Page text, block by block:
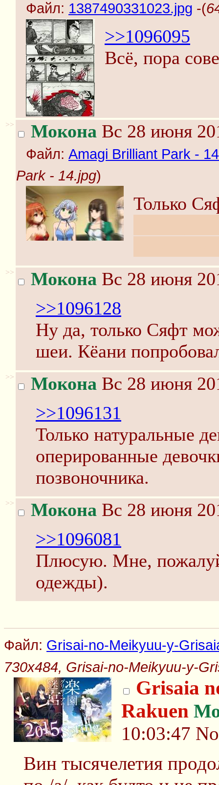
Файл: 1387490331023.jpg -(
>>1096095
Всё, пора
>> Мокона Вс 28 июня
Файл: Amagi Brilliant Park -
Park - 14.jpg)
Только
>> Мокона Вс 28 июня
>>1096128
Ну да, только Сяфт
шеи. Кёани
>> Мокона Вс 28 июня
>>1096131
Только натуральные
оперированные
позвоночника.
>> Мокона Вс 28 июня
>>1096081
Плюсую. Мне,
одежды).
Файл: Grisai-no-Meikyuu-y-
730x484, Grisai-no-Meikyuu-y-
Grisaia
Rakuen
10:03:47
Вин тысячелетия